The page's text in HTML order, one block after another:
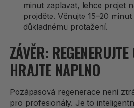
minut zaplavat, lehce projet
projděte. Věnujte 15–20
důkladnému protažení.
ZÁVĚR: REGENERUJTE
HRAJTE NAPLNO
Pozápasová regenerace není
pro profesionály. Je to